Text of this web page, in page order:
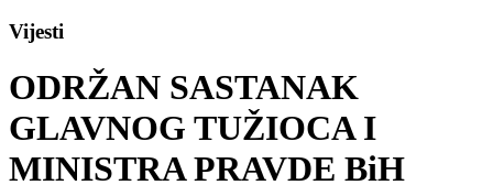
Vijesti
ODRŽAN SASTANAK
GLAVNOG TUŽIOCA I
MINISTRA PRAVDE BiH